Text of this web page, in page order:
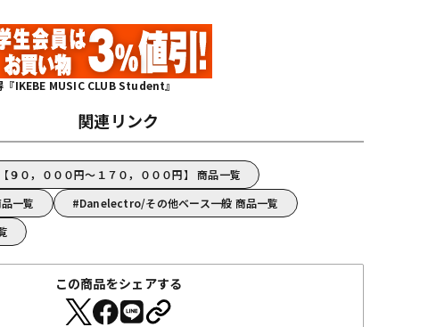
IKEBE MUSIC CLUB Student』
関連リンク
０，０００円～１７０，０００円】 商品一覧
一覧
Danelectro/その他ベース一般 商品一覧
この商品をシェアする